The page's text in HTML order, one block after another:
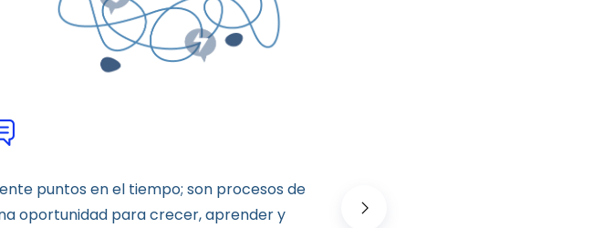
puntos en el tiempo; son procesos de
oportunidad para crecer, aprender y